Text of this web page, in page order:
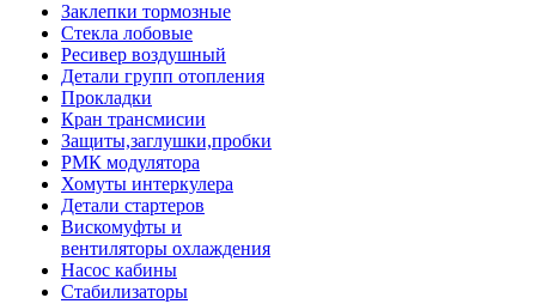
Заклепки тормозные
Стекла лобовые
Ресивер воздушный
Детали групп отопления
Прокладки
Кран трансмисии
Защиты,заглушки,пробки
РМК модулятора
Хомуты интеркулера
Детали стартеров
Вискомуфты и
вентиляторы охлаждения
Насос кабины
Стабилизаторы